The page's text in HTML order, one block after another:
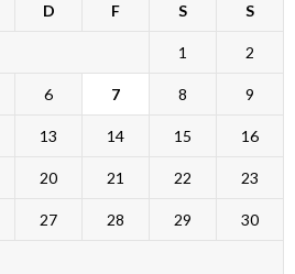
D F S S
1 2
6 7 8 9
13 14 15 16
20 21 22 23
27 28 29 30